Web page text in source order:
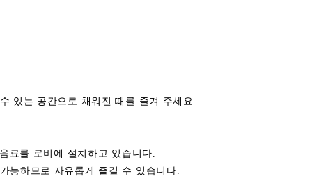
있는 공간으로 채워진 때를 즐겨 주세요.
료를 로비에 설치하고 있습니다.
능하므로 자유롭게 즐길 수 있습니다.